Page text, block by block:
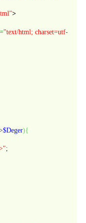
>
="text/html; charset=utf-
$Deger){
;